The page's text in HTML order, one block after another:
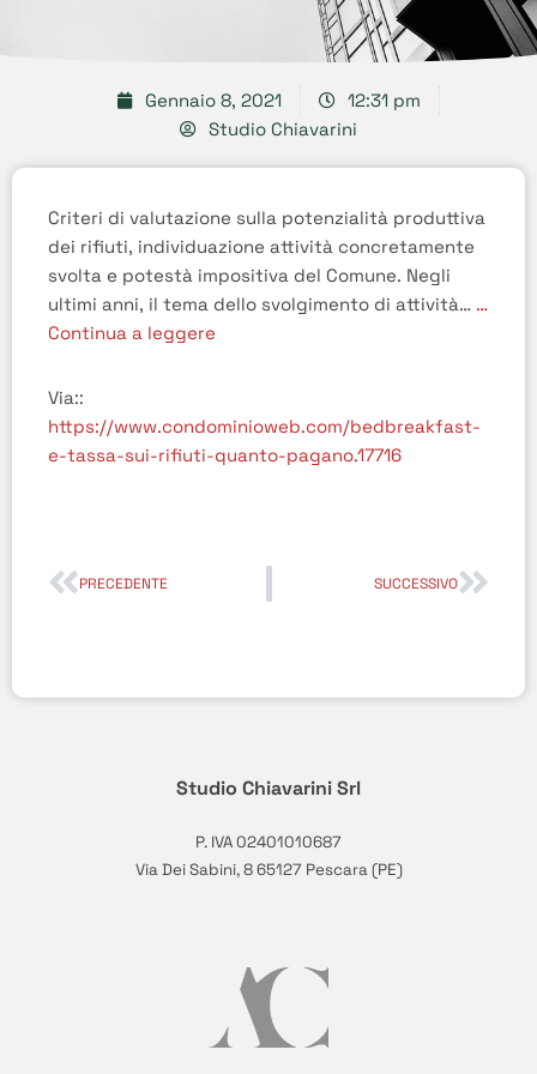
Gennaio 8, 2021
12:31 pm
Studio Chiavarini
Criteri di valutazione sulla potenzialità produttiva
dei rifiuti, individuazione attività concretamente
svolta e potestà impositiva del Comune. Negli
ultimi anni, il tema dello svolgimento di attività… …
Continua a leggere
Via::
https://www.condominioweb.com/bedbreakfast-
e-tassa-sui-rifiuti-quanto-pagano.17716
PRECEDENTE SUCCESSIVO
Studio Chiavarini Srl
P. IVA 02401010687
Via Dei Sabini, 8 65127 Pescara (PE)